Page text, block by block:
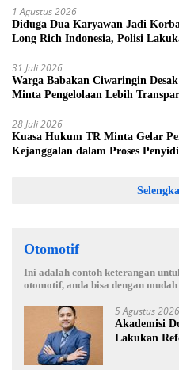
1 Agustus 2026
Diduga Dua Karyawan Jadi
Long Rich Indonesia, Polisi
31 Juli 2026
Warga Babakan Ciwaringin
Minta Pengelolaan Lebih
28 Juli 2026
Kuasa Hukum TR Minta Gelar
Kejanggalan dalam Proses
Otomotif
Ini adalah contoh keterangan
otomotif, anda bisa dengan
5 Agustus 2026
Akademisi
Lakukan